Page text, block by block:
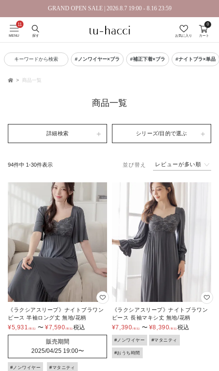
GRAND OPEN SALE | 2026.8.7 19:00 - 8.16 23:59
会員登録で今すぐ使えるポイントプレゼント！
MENU 探す お気に入り カート
0
キーワードから検索 #ノンワイヤー×ブラ #補正下着×ブラ #ナイトブラ×単品
商品一覧
商品一覧
詳細検索 シリーズ/目的で選ぶ
並び替え レビューが多い順
94件中 1-30件表示
《ラクシアスリープ》ナイトブラワン
ピース 半袖ロング丈 無地/花柄
¥5,931 〜 ¥7,590 税込
販売期間
2025/04/25 19:00〜
#ノンワイヤー #マタニティ
《ラクシアスリープ》ナイトブラワン
ピース 長袖マキシ丈 無地/花柄
¥7,390 〜 ¥8,390 税込
#ノンワイヤー #マタニティ
#おうち時間